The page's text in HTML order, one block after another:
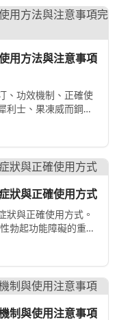
用方法與注意事項
、功效機制、正確使
利士、果凍威而鋼雙
狀與正確使用方式
狀與正確使用方式。
勃起功能障礙的重要
制與使用注意事項